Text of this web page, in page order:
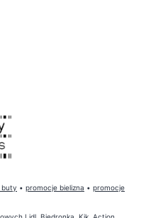
buty • promocje bielizna • promocje